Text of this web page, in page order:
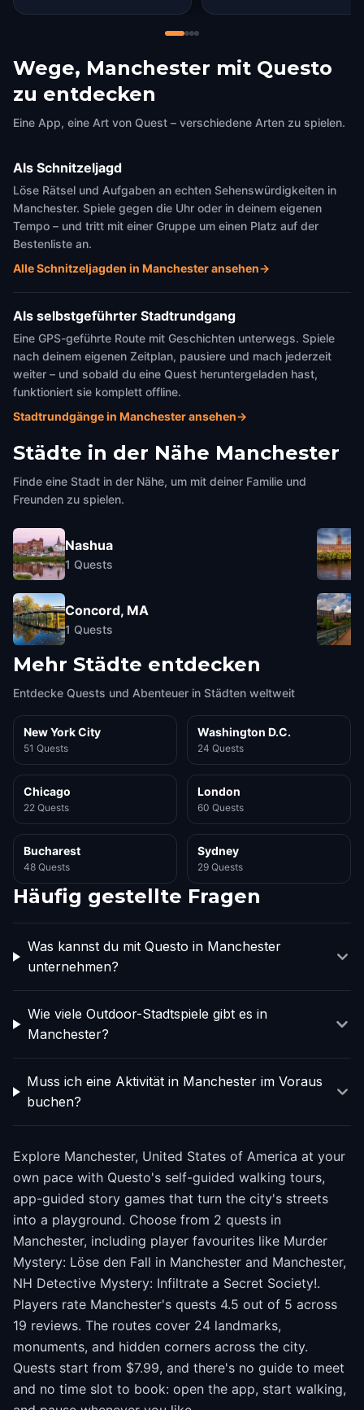
Wege, Manchester mit Questo
zu entdecken
Eine App, eine Art von Quest – verschiedene Arten zu spielen.
Als Schnitzeljagd
Löse Rätsel und Aufgaben an echten Sehenswürdigkeiten in
Manchester. Spiele gegen die Uhr oder in deinem eigenen
Tempo – und tritt mit einer Gruppe um einen Platz auf der
Bestenliste an.
Alle Schnitzeljagden in Manchester ansehen→
Als selbstgeführter Stadtrundgang
Eine GPS-geführte Route mit Geschichten unterwegs. Spiele
nach deinem eigenen Zeitplan, pausiere und mach jederzeit
weiter – und sobald du eine Quest heruntergeladen hast,
funktioniert sie komplett offline.
Stadtrundgänge in Manchester ansehen→
Städte in der Nähe Manchester
Finde eine Stadt in der Nähe, um mit deiner Familie und
Freunden zu spielen.
Nashua
1 Quests
Concord, MA
1 Quests
Mehr Städte entdecken
Entdecke Quests und Abenteuer in Städten weltweit
New York City
51 Quests
Washington D.C.
24 Quests
Chicago
22 Quests
London
60 Quests
Bucharest
48 Quests
Sydney
29 Quests
Häufig gestellte Fragen
Was kannst du mit Questo in Manchester
unternehmen?
Wie viele Outdoor-Stadtspiele gibt es in
Manchester?
Muss ich eine Aktivität in Manchester im Voraus
buchen?
Explore Manchester, United States of America at your
own pace with Questo's self-guided walking tours,
app-guided story games that turn the city's streets
into a playground. Choose from 2 quests in
Manchester, including player favourites like Murder
Mystery: Löse den Fall in Manchester and Manchester,
NH Detective Mystery: Infiltrate a Secret Society!.
Players rate Manchester's quests 4.5 out of 5 across
19 reviews. The routes cover 24 landmarks,
monuments, and hidden corners across the city.
Quests start from $7.99, and there's no guide to meet
and no time slot to book: open the app, start walking,